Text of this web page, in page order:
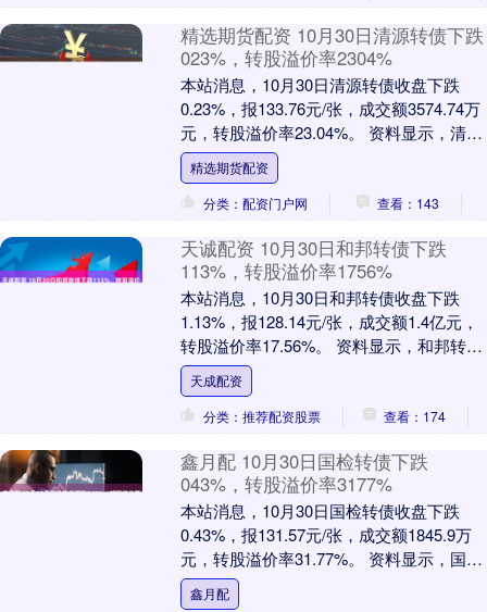
精选期货配资 10月30日清源转债下跌
023%，转股溢价率2304%
本站消息，10月30日清源转债收盘下跌
0.23%，报133.76元/张，成交额3574.74万
元，转股溢价率23.04%。 资料显示，清源
转债信用级别为“A+”....
精选期货配资
分类：配资门户网
查看：143
天诚配资 10月30日和邦转债下跌
113%，转股溢价率1756%
本站消息，10月30日和邦转债收盘下跌
1.13%，报128.14元/张，成交额1.4亿元，
转股溢价率17.56%。 资料显示，和邦转债
信用级别为“AA”，债券期....
天成配资
分类：推荐配资股票
查看：174
鑫月配 10月30日国检转债下跌
043%，转股溢价率3177%
本站消息，10月30日国检转债收盘下跌
0.43%，报131.57元/张，成交额1845.9万
元，转股溢价率31.77%。 资料显示，国检
转债信用级别为“AA+”....
鑫月配